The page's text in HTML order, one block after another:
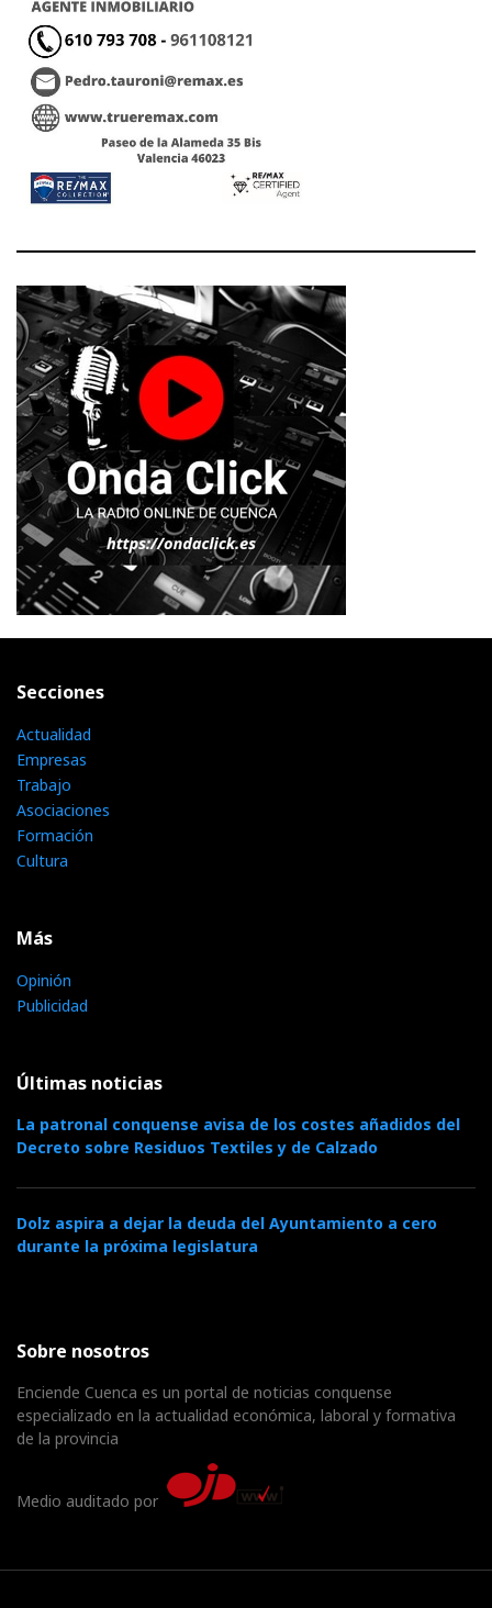
Secciones
Actualidad
Empresas
Trabajo
Asociaciones
Formación
Cultura
Más
Opinión
Publicidad
Últimas noticias
La patronal conquense avisa de los costes añadidos del
Decreto sobre Residuos Textiles y de Calzado
Dolz aspira a dejar la deuda del Ayuntamiento a cero
durante la próxima legislatura
Sobre nosotros
Enciende Cuenca es un portal de noticias conquense
especializado en la actualidad económica, laboral y formativa
de la provincia
Medio auditado por